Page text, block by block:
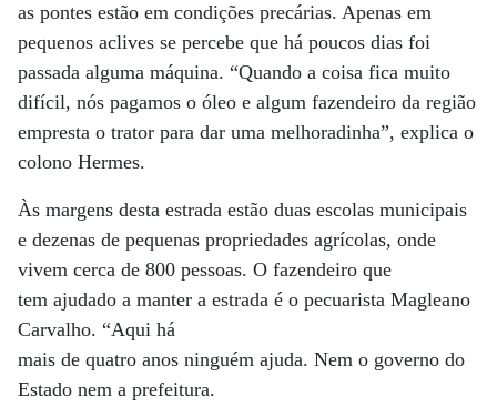
as pontes estão em condições precárias. Apenas em
pequenos aclives se percebe que há poucos dias foi
passada alguma máquina. “Quando a coisa fica muito
difícil, nós pagamos o óleo e algum fazendeiro da região
empresta o trator para dar uma melhoradinha”, explica o
colono Hermes.
Às margens desta estrada estão duas escolas municipais
e dezenas de pequenas propriedades agrícolas, onde
vivem cerca de 800 pessoas. O fazendeiro que
tem ajudado a manter a estrada é o pecuarista Magleano
Carvalho. “Aqui há
mais de quatro anos ninguém ajuda. Nem o governo do
Estado nem a prefeitura.